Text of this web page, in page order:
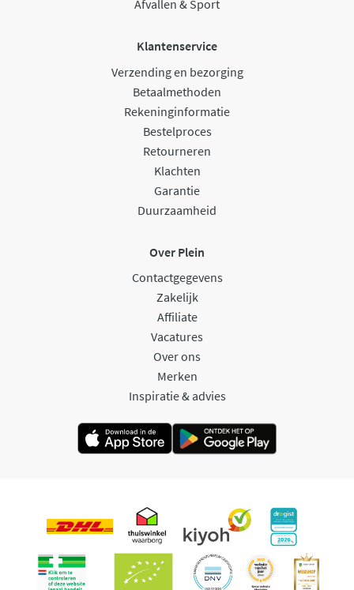
Afvallen & Sport
Klantenservice
Verzending en bezorging
Betaalmethoden
Rekeninginformatie
Bestelproces
Retourneren
Klachten
Garantie
Duurzaamheid
Over Plein
Contactgegevens
Zakelijk
Affiliate
Vacatures
Over ons
Merken
Inspiratie & advies